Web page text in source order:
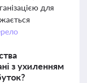
для
з ухиленням